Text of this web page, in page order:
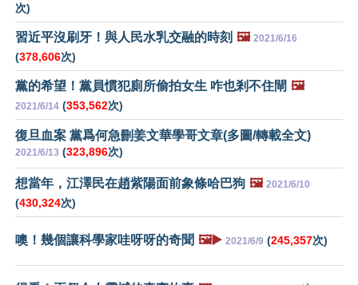
次)
習近平沒刷牙！與人民水乳交融的時刻 🖼️ 2021/6/16
(378,606次)
黨的希望！黨員慣犯廁所偷拍女生 咋也剎不住閘 🖼️
2021/6/14 (353,562次)
復旦血案 黨爲何急刪姜文華學哥文章(多圖/轉載全文)
2021/6/13 (323,896次)
想當年，江澤民在趙紫陽面前象條哈巴狗 🖼️ 2021/6/10
(430,324次)
噢！幾個讓科學家哇呀呀的奇聞 🖼️▶️ 2021/6/9 (245,357次)